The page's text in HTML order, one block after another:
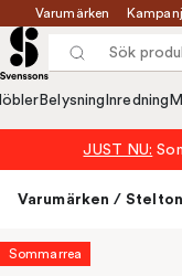
Varumärken
Belysning Inredning
JUST NU:
Varumärken / Stelton
Sommarrea